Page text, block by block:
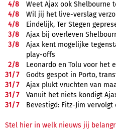
4/8
Weet Ajax ook Shelbourne
4/8
Wil jij het live-verslag
4/8
Eindelijk, Ter Stegen
3/8
Ajax bij overleven
3/8
Ajax kent mogelijke
play-offs
2/8
Leonardo en Tolu voor het
31/7
Godts gespot in Porto,
31/7
Ajax plukt vruchten van
31/7
Vanuit het niets kondigt
31/7 Bevestigd: Fitz-Jim
Stel hier in welk nieuws jij